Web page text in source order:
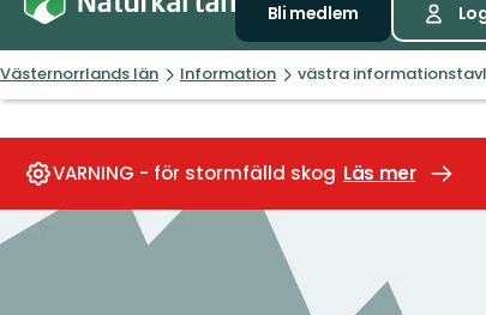
Bli medlem
Västernorrlands län Information västra
VARNING - för stormfälld skog Läs mer